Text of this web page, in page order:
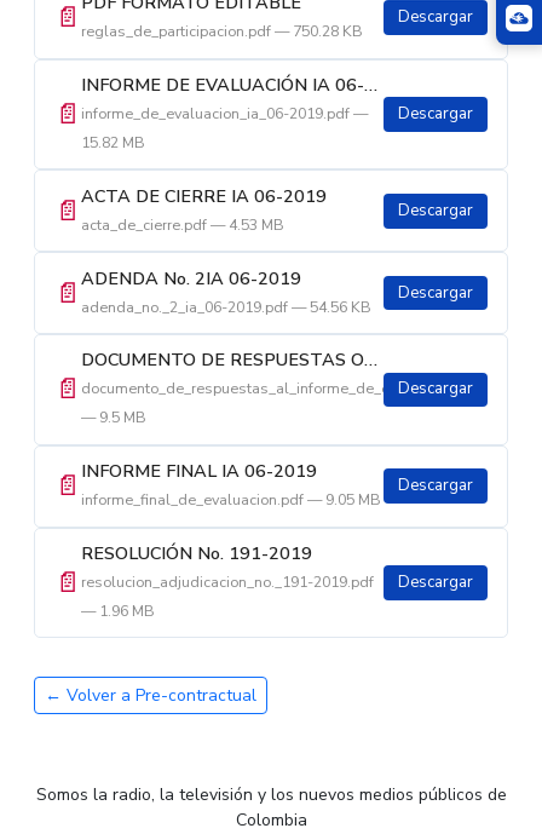
📄 reglas_de_participacion.pdf — 750.28 KB
Descargar
📄
INFORME DE EVALUACIÓN IA 06-2019
informe_de_evaluacion_ia_06-2019.pdf —
15.82 MB
Descargar
📄 ACTA DE CIERRE IA 06-2019
acta_de_cierre.pdf — 4.53 MB
Descargar
📄 ADENDA No. 2IA 06-2019
adenda_no._2_ia_06-2019.pdf — 54.56 KB
Descargar
📄
DOCUMENTO DE RESPUESTAS OBSERVACIONES - INFORME EVALUACIÓN IA 06-2019
documento_de_respuestas_al_informe_de_evaluacion.pdf
— 9.5 MB
Descargar
📄 INFORME FINAL IA 06-2019
informe_final_de_evaluacion.pdf — 9.05 MB
Descargar
📄
RESOLUCIÓN No. 191-2019
resolucion_adjudicacion_no._191-2019.pdf
— 1.96 MB
Descargar
← Volver a Pre-contractual
Somos la radio, la televisión y los nuevos medios públicos de
Colombia